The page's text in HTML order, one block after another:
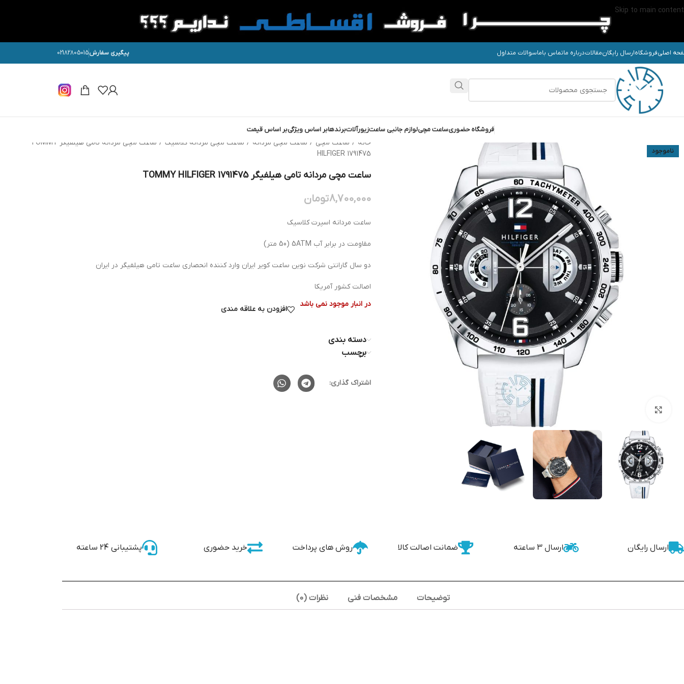
Skip to main content
اصلیفروشگاهارسال رایگانمقالاتدرباره ماتماس باماسوالات متداول پیگیری سفارش02182805015
فروشگاه حضوریساعت مچیلوازم جانبی ساعتزیورآلاتبرندهابر اساس ویژگیبر اساس قیمت
ناموجود
خانه / ساعت مچی / ساعت مچی مردانه / ساعت مچی مردانه کلاسیک /
ساعت مچی مردانه تامی هیلفیگر TOMMY
HILFIGER 1791475
ساعت مچی مردانه تامی هیلفیگر TOMMY HILFIGER 1791475
8,700,000تومان
ساعت مردانه اسپرت کلاسیک
مقاومت در برابر آب 5ATM (50 متر)
دو سال گارانتی شرکت نوین ساعت کویر ایران وارد کننده انحصاری ساعت تامی هیلفیگر در ایران
اصالت کشور آمریکا
در انبار موجود نمی باشد
افزودن به علاقه مندی
دسته بندی
برچسب
اشتراک گذاری:
ارسال رایگان ارسال 3 ساعته ضمانت اصالت کالا روش های پرداخت خرید حضوری پشتیبانی 24 ساعته
توضیحات مشخصات فنی نظرات (0)